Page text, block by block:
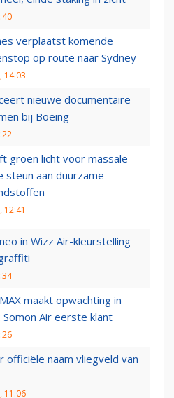
verplaatst komende
op route naar Sydney
14:03
nieuwe documentaire
bij Boeing
groen licht voor massale
steun aan duurzame
12:41
in Wizz Air-kleurstelling
maakt opwachting in
Somon Air eerste klant
officiële naam vliegveld van
11:06